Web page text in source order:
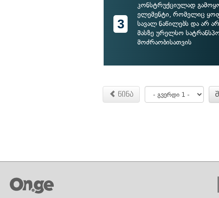
3
კონსტრუქციულად
ელემენტი, რომელიც
სავალ ნაწილებს და არ
მასზე ურელსო
მოძრაობისათვის
წინა